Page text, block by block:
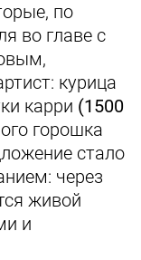
по
во главе с
курица
карри (1500
горошка
стало
через
живой
и